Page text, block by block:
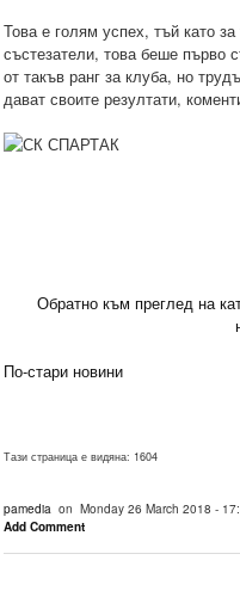
Това е голям успех, тъй като
състезатели, това беше първо
от такъв ранг за клуба, но
дават своите резултати,
Обратно към преглед на
По-стари новини
Тази страница е видяна: 1604
pamedia on Monday 26 March 2018 -
Add Comment